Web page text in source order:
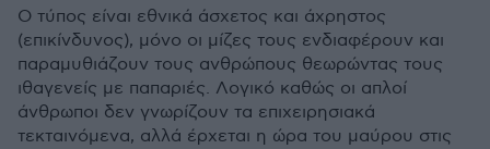
Ο τύπος είναι εθνικά άσχετος και άχρηστος
(επικίνδυνος), μόνο οι μίζες τους ενδιαφέρουν και
παραμυθιάζουν τους ανθρώπους θεωρώντας τους
ιθαγενείς με παπαριές. Λογικό καθώς οι απλοί
άνθρωποι δεν γνωρίζουν τα επιχειρησιακά
τεκταινόμενα, αλλά έρχεται η ώρα του μαύρου στις